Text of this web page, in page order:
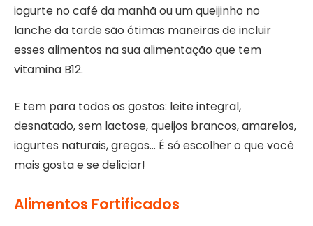
iogurte no café da manhã ou um queijinho no
lanche da tarde são ótimas maneiras de incluir
esses alimentos na sua alimentação que tem
vitamina B12.
E tem para todos os gostos: leite integral,
desnatado, sem lactose, queijos brancos, amarelos,
iogurtes naturais, gregos… É só escolher o que você
mais gosta e se deliciar!
Alimentos Fortificados